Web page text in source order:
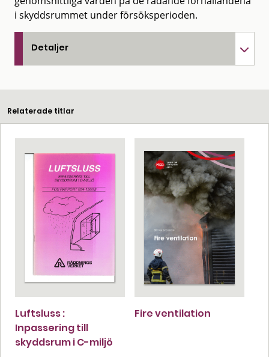
i skyddsrummet under försöksperioden.
Detaljer
Relaterade titlar
Luftsluss :
Inpassering till
skyddsrum i C-miljö
Fire ventilation